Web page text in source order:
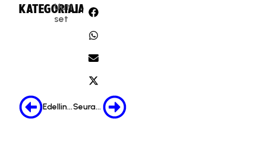
KATEGORIA:
Uuti
set
JAA:
Edellinen Seuraava